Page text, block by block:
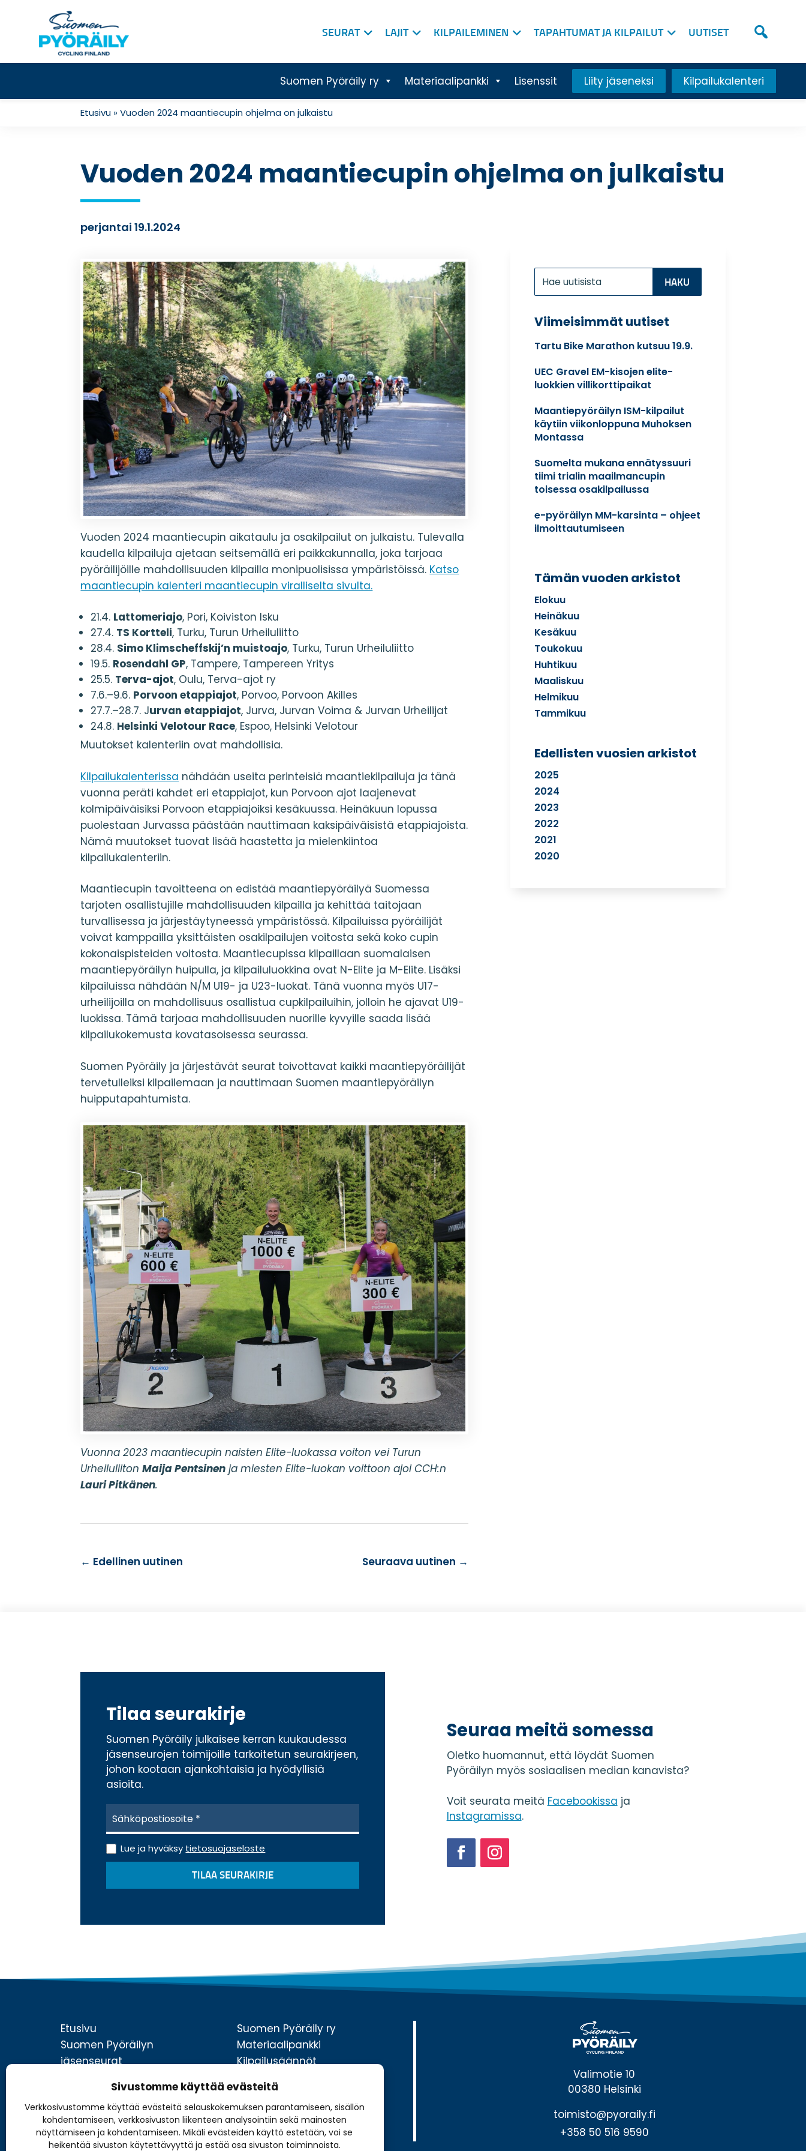
Sivustomme käyttää evästeitä
Verkkosivustomme käyttää evästeitä selauskokemuksen parantamiseen, sisällön
kohdentamiseen, verkkosivuston liikenteen analysointiin sekä mainosten
näyttämiseen ja kohdentamiseen. Mikäli evästeiden käyttö estetään, voi se
heikentää sivuston käytettävyyttä ja estää osa sivuston toiminnoista.
SEURAT LAJIT KILPAILEMINEN TAPAHTUMAT JA KILPAILUT UUTISET
Suomen Pyöräily ry Materiaalipankki Lisenssit Liity jäseneksi Kilpailukalenteri
Etusivu »Vuoden 2024 maantiecupin ohjelma on julkaistu
Vuoden 2024 maantiecupin ohjelma on julkaistu
perjantai 19.1.2024
Vuoden 2024 maantiecupin aikataulu ja osakilpailut on julkaistu. Tulevalla
kaudella kilpailuja ajetaan seitsemällä eri paikkakunnalla, joka tarjoaa
pyöräilijöille mahdollisuuden kilpailla monipuolisissa ympäristöissä. Katso
maantiecupin kalenteri maantiecupin viralliselta sivulta.
21.4. Lattomeriajo, Pori, Koiviston Isku
27.4. TS Kortteli, Turku, Turun Urheiluliitto
28.4. Simo Klimscheffskij’n muistoajo, Turku, Turun Urheiluliitto
19.5. Rosendahl GP, Tampere, Tampereen Yritys
25.5. Terva-ajot, Oulu, Terva-ajot ry
7.6.–9.6. Porvoon etappiajot, Porvoo, Porvoon Akilles
27.7.–28.7. Jurvan etappiajot, Jurva, Jurvan Voima & Jurvan Urheilijat
24.8. Helsinki Velotour Race, Espoo, Helsinki Velotour
Muutokset kalenteriin ovat mahdollisia.
Kilpailukalenterissa nähdään useita perinteisiä maantiekilpailuja ja tänä
vuonna peräti kahdet eri etappiajot, kun Porvoon ajot laajenevat
kolmipäiväisiksi Porvoon etappiajoiksi kesäkuussa. Heinäkuun lopussa
puolestaan Jurvassa päästään nauttimaan kaksipäiväisistä etappiajoista.
Nämä muutokset tuovat lisää haastetta ja mielenkiintoa
kilpailukalenteriin.
Maantiecupin tavoitteena on edistää maantiepyöräilyä Suomessa
tarjoten osallistujille mahdollisuuden kilpailla ja kehittää taitojaan
turvallisessa ja järjestäytyneessä ympäristössä. Kilpailuissa pyöräilijät
voivat kamppailla yksittäisten osakilpailujen voitosta sekä koko cupin
kokonaispisteiden voitosta. Maantiecupissa kilpaillaan suomalaisen
maantiepyöräilyn huipulla, ja kilpailuluokkina ovat N-Elite ja M-Elite. Lisäksi
kilpailuissa nähdään N/M U19- ja U23-luokat. Tänä vuonna myös U17-
urheilijoilla on mahdollisuus osallistua cupkilpailuihin, jolloin he ajavat U19-
luokissa. Tämä tarjoaa mahdollisuuden nuorille kyvyille saada lisää
kilpailukokemusta kovatasoisessa seurassa.
Suomen Pyöräily ja järjestävät seurat toivottavat kaikki maantiepyöräilijät
tervetulleiksi kilpailemaan ja nauttimaan Suomen maantiepyöräilyn
huipputapahtumista.
Vuonna 2023 maantiecupin naisten Elite-luokassa voiton vei Turun
UrheiluliitonMaija Pentsinen ja miesten Elite-luokan voittoon ajoi CCH:n
Lauri Pitkänen.
← Edellinen uutinen Seuraava uutinen →
Etsi:
for...
Viimeisimmät uutiset
Tartu Bike Marathon kutsuu 19.9.
UEC Gravel EM-kisojen elite-
luokkien villikorttipaikat
Maantiepyöräilyn ISM-kilpailut
käytiin viikonloppuna Muhoksen
Montassa
Suomelta mukana ennätyssuuri
tiimi trialin maailmancupin
toisessa osakilpailussa
e-pyöräilyn MM-karsinta – ohjeet
ilmoittautumiseen
Tämän vuoden arkistot
Elokuu
Heinäkuu
Kesäkuu
Toukokuu
Huhtikuu
Maaliskuu
Helmikuu
Tammikuu
Edellisten vuosien arkistot
2025
2024
2023
2022
2021
2020
Tilaa seurakirje
Suomen Pyöräily julkaisee kerran kuukaudessa
jäsenseurojen toimijoille tarkoitetun seurakirjeen,
johon kootaan ajankohtaisia ja hyödyllisiä
asioita.
ä
h
k
ö
s
*
T
i
o
o
e
e
*
Lue ja hyväksy tietosuojaseloste
TILAA SEURAKIRJE
Seuraa meitä somessa
Oletko huomannut, että löydät Suomen
Pyöräilyn myös sosiaalisen median kanavista?
Voit seurata meitä Facebookissa ja
Instagramissa.
Etusivu
Suomen Pyöräilyn
jäsenseurat
Kilpaileminen
Tapahtumat ja kilpailut
Uutiset
Suomen Pyöräily ry
Materiaalipankki
Kilpailusäännöt
Liity jäseneksi
Medialle
Yhteistyökumppaniksi
Valimotie 10
00380 Helsinki
toimisto@pyoraily.fi
+358 50 516 9590